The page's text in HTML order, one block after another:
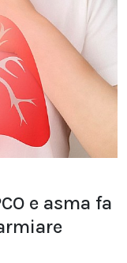
e asma fa